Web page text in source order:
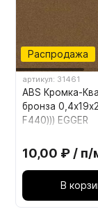
Распродажа
артикул: 31461
ABS Кромка-
бронза
F440))) EGGER
10,00 ₽ / п/
В